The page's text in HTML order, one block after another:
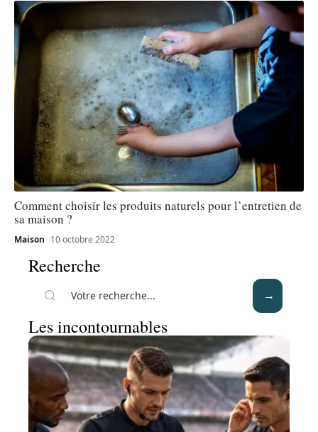
Comment choisir les produits naturels pour l’entretien de
sa maison ?
Maison 10 octobre 2022
Recherche
Les incontournables